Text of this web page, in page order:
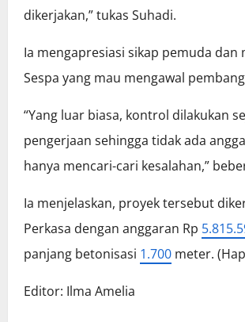
dikerjakan,” tukas Suhadi.
Ia mengapresiasi sikap pemuda dan
Sespa yang mau mengawal
“Yang luar biasa, kontrol dilakukan
pengerjaan sehingga tidak ada
hanya mencari-cari kesalahan,”
Ia menjelaskan, proyek tersebut
Perkasa dengan anggaran Rp
panjang betonisasi 1.700 meter.
Editor: Ilma Amelia